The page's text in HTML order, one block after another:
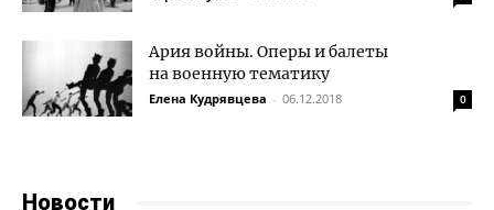
Ария войны. Оперы и балеты
на военную тематику
Елена Кудрявцева - 06.12.2018 0
Новости